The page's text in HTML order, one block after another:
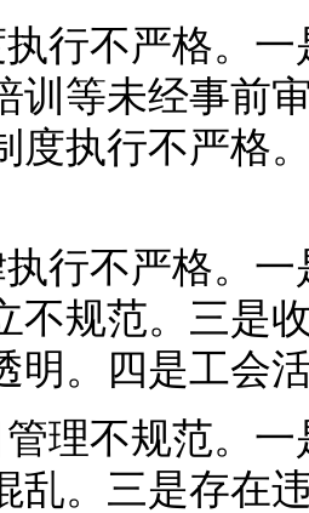
行不严格。
训等未经事前
度执行不严格
行不严格。
不规范。三是
明。四是工会
理不规范。
乱。三是存在